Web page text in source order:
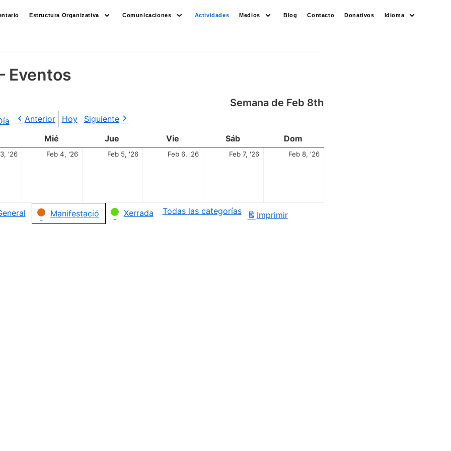
Estructura Organizativa Comunicaciones Actividades Medios Blog Contacto Donativos Idioma
Eventos
Semana de Feb 8th
Anterior Hoy
Siguiente
Mié Jue Vie Sáb Dom
'26 Feb 4, '26 Feb 5, '26 Feb 6, '26 Feb 7, '26 Feb 8, '26
Manifestació Xerrada Todas las categorías Imprimir